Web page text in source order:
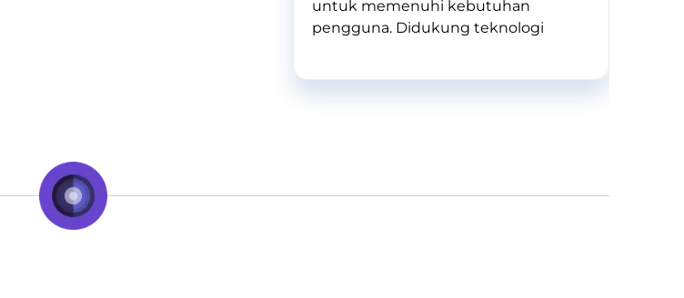
untuk memenuhi kebutuhan
pengguna. Didukung teknologi